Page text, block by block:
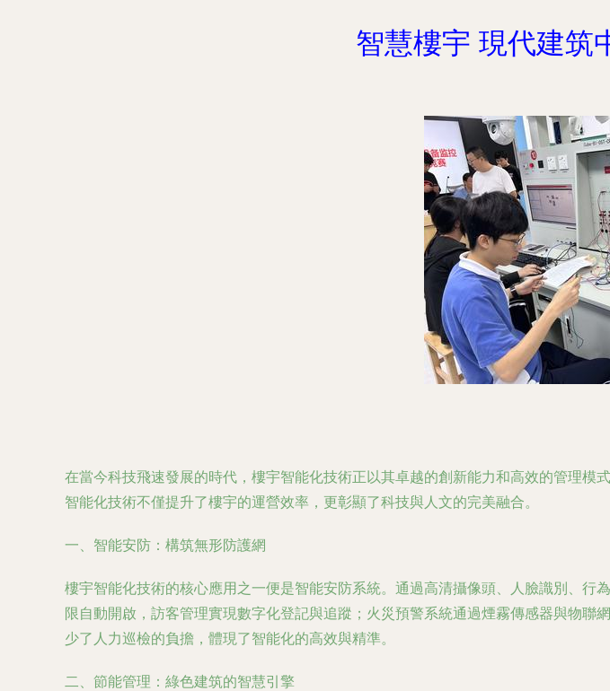
智慧樓宇 現代建筑
在當今科技飛速發展的時代，樓宇智能化技術正以其卓越的創新能力和高效的管理模
智能化技術不僅提升了樓宇的運營效率，更彰顯了科技與人文的完美融合。
一、智能安防：構筑無形防護網
樓宇智能化技術的核心應用之一便是智能安防系統。通過高清攝像頭、人臉識別、
限自動開啟，訪客管理實現數字化登記與追蹤；火災預警系統通過煙霧傳感器與物
少了人力巡檢的負擔，體現了智能化的高效與精準。
二、節能管理：綠色建筑的智慧引擎